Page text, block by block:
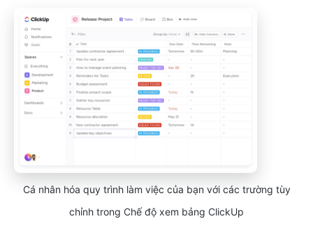
Cá nhân hóa quy trình làm việc của bạn với các trường tùy
chỉnh trong Chế độ xem bảng ClickUp